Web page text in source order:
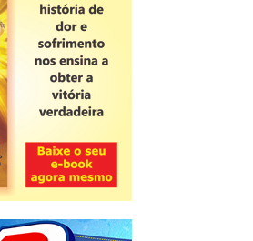
alfanumérico começa a ser emitido
sexta